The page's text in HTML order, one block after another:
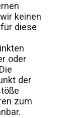
keinen
diese
oder
der
zum